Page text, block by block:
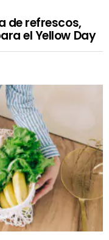
de refrescos,
el Yellow Day